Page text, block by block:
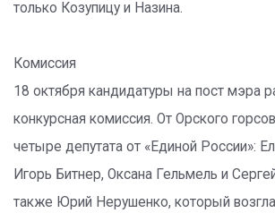
только Козупицу и Назина.
Комиссия
18 октября кандидатуры на пост мэра
конкурсная комиссия. От Орского
четыре депутата от «Единой России»:
Игорь Битнер, Оксана Гельмель и
также Юрий Нерушенко, который